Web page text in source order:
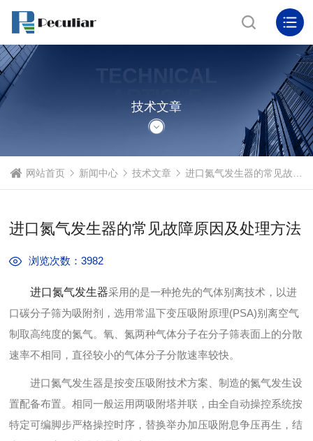
ARTICLE
技术文章
网站首页 新闻中心 技术文章 进口氮气发生器的常见故障原因及处理方法
进口氮气发生器的常见故障原因及处理方法
浏览次数：3982
进口氮气发生器采用的是一种抢先的气体别离技术，以进
口碳分子筛为吸附剂，选用常温下变压吸附原理(PSA)别离空气
制取高纯度的氮气。氧、氮两种气体分子在分子筛表面上的分散
速率不相同，直径较小的气体分子分散速率较快。
进口氮气发生器是按变压吸附技术方案、制造的氮气发生设
置配备布置。相同一般运用两吸附塔并联，由全自动操控系统按
特定可编脚步严格操控时序，替换举办加压吸附息争压再生，结